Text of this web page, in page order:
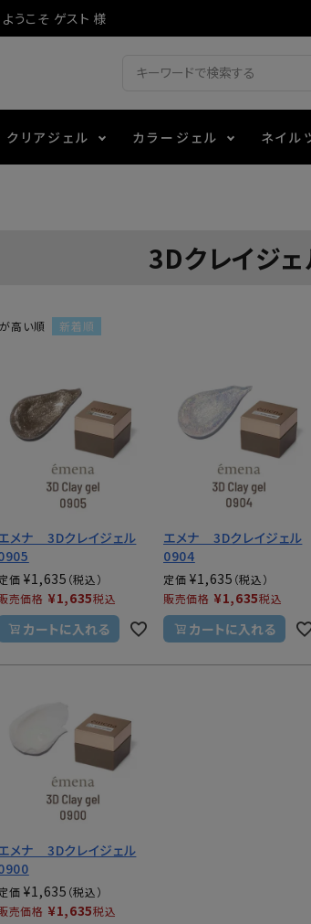
ようこそ ゲスト 様
クリアジェル カラージェル
マグネティフラッシュジェル
ネイル
チャート・チップ関連
レジン・モールド
3Dクレイジ
高い順 新着順
メナ 3Dクレイジェル
価 ¥1,635
売価格 ¥1,635税込
カートに入れる
エメナ 3Dクレイジェル
0904
定価 ¥1,635
販売価格 ¥1,635税込
カートに入れる
メナ 3Dクレイジェル
価 ¥1,635
売価格 ¥1,635税込